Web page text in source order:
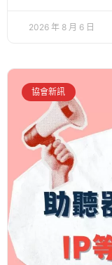
2026 年 8 月 6 日
協會新訊